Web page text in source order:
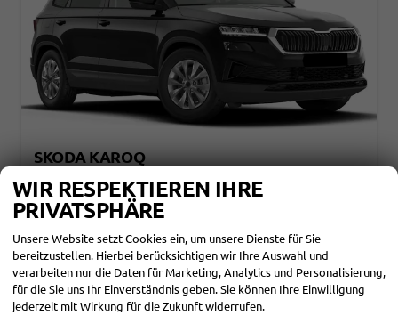
SKODA KAROQ
unverbindliche Lieferzeit: 31.10.2026 Fahrzeug mit Tageszulassung
Kraftstoff Diesel Außenfarbe Black-Magic Perleffekt
Leistung 110 kW (150 PS) Kilometerstand 25 km
01.08.2026
36.190,– € DETAILS
WIR RESPEKTIEREN IHRE
PRIVATSPHÄRE
Unsere Website setzt Cookies ein, um unsere Dienste für Sie
bereitzustellen. Hierbei berücksichtigen wir Ihre Auswahl und
verarbeiten nur die Daten für Marketing, Analytics und Personalisierung,
für die Sie uns Ihr Einverständnis geben. Sie können Ihre Einwilligung
jederzeit mit Wirkung für die Zukunft widerrufen.